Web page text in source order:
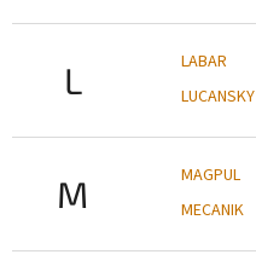
L
LABAR
M
MAGPUL
MECANIK